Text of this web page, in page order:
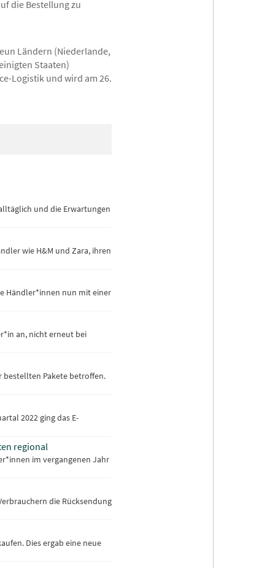
die Bestellung zu
Ländern (Niederlande,
Staaten)
Logistik und wird am 26.
und die Erwartungen
wie H&M und Zara, ihren
Händler*innen nun mit einer
an, nicht erneut bei
bestellten Pakete betroffen.
2022 ging das E-
regional
im vergangenen Jahr
die Rücksendung
Dies ergab eine neue